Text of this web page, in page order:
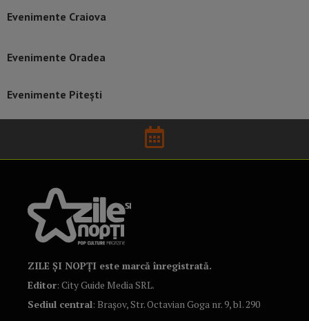
Evenimente Craiova
Evenimente Oradea
Evenimente Pitești
ZILE ȘI NOPȚI este marcă înregistrată.
Editor: City Guide Media SRL.
Sediul central: Brașov, Str. Octavian Goga nr. 9, bl. 290